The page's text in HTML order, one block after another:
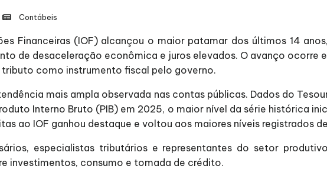
Contábeis
Financeiras (IOF) alcançou o maior patamar dos últimos 14
de desaceleração econômica e juros elevados. O avanço ocorre
como instrumento fiscal pelo governo.
mais ampla observada nas contas públicas. Dados do
Interno Bruto (PIB) em 2025, o maior nível da série histórica
ao IOF ganhou destaque e voltou aos maiores níveis registrados
especialistas tributários e representantes do setor
investimentos, consumo e tomada de crédito.